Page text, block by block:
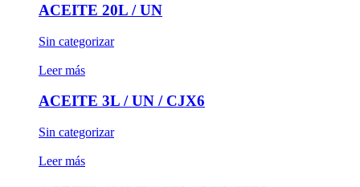
ACEITE 20L / UN
Sin categorizar
Leer más
ACEITE 3L / UN / CJX6
Sin categorizar
Leer más